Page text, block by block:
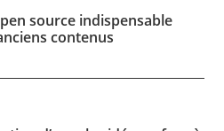
source indispensable
contenus